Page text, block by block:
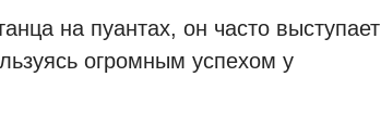
на пуантах, он часто выступает
огромным успехом у